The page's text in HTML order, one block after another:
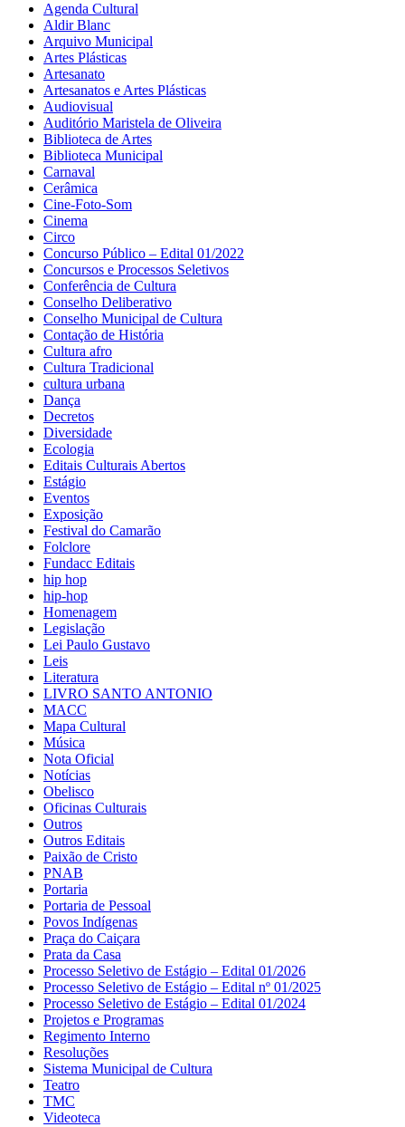
Agenda Cultural
Aldir Blanc
Arquivo Municipal
Artes Plásticas
Artesanato
Artesanatos e Artes Plásticas
Audiovisual
Auditório Maristela de Oliveira
Biblioteca de Artes
Biblioteca Municipal
Carnaval
Cerâmica
Cine-Foto-Som
Cinema
Circo
Concurso Público – Edital 01/2022
Concursos e Processos Seletivos
Conferência de Cultura
Conselho Deliberativo
Conselho Municipal de Cultura
Contação de História
Cultura afro
Cultura Tradicional
cultura urbana
Dança
Decretos
Diversidade
Ecologia
Editais Culturais Abertos
Estágio
Eventos
Exposição
Festival do Camarão
Folclore
Fundacc Editais
hip hop
hip-hop
Homenagem
Legislação
Lei Paulo Gustavo
Leis
Literatura
LIVRO SANTO ANTONIO
MACC
Mapa Cultural
Música
Nota Oficial
Notícias
Obelisco
Oficinas Culturais
Outros
Outros Editais
Paixão de Cristo
PNAB
Portaria
Portaria de Pessoal
Povos Indígenas
Praça do Caiçara
Prata da Casa
Processo Seletivo de Estágio – Edital 01/2026
Processo Seletivo de Estágio – Edital nº 01/2025
Processo Seletivo de Estágio – Edital 01/2024
Projetos e Programas
Regimento Interno
Resoluções
Sistema Municipal de Cultura
Teatro
TMC
Videoteca